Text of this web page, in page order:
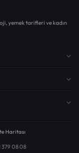
yemek tarifleri ve kadın
Haritası
379 08 08